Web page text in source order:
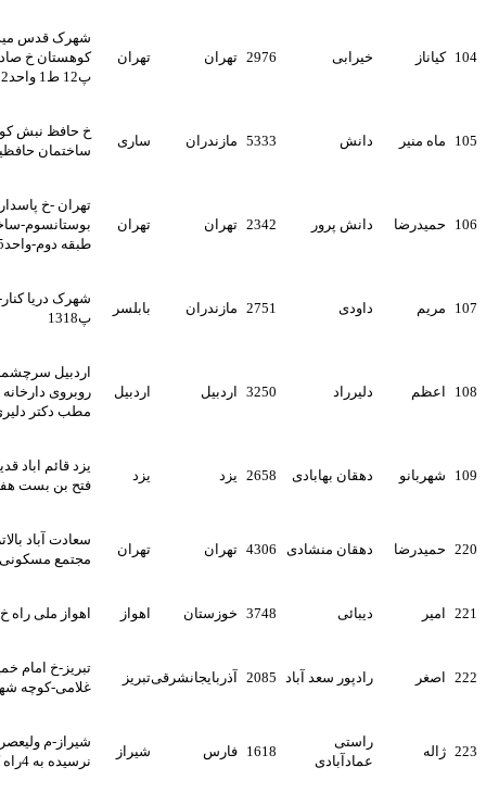
خیرابی 2976 تهران
شهرک قدس میدان بوستان خ
کوهستان خ صادق ک2غربی
دانش 5333 ساری
خ حافظ نبش کوچه بوستان
ساختمان حافظیه ط دوم شرقی
دانش پرور 2342 تهران تهران
تهران -خ پاسداران-نبش
بوستانسوم-ساختمان سیمرغ-
داودی 2751 بابلسر
شهرک دریا کنار-خ7-کوچه8-
دلیرراد 3250 اردبیل
اردبیل سرچشمه ک معصومین
روبروی دارخانه دکتر طیب زاده
مطب دکتر دلیری راد
دهقان بهابادی 2658 یزد یزد
یزد قائم اباد قدیم خ حجاب کوچه
فتح بن بست هفتم منزل برزگری
دهقان منشادی 4306 تهران تهران
سعادت آباد بالاتر از میدان بهروز
مجتمع مسکونی مروارید 3
دیبائی 3748 اهواز اهواز ملی راه خ مرجان پلاک 7
رادپور سعد آباد 2085 آذربایجانشرقی تبریز
تبریز-خ امام خمینی-خ شهید
غلامی-کوچه شهریار-پلاک3
عمادآبادی
1618 شیراز
شیراز-م ولیعصر-بلوار مدرس-
نرسیده به 4راه کاوه-پ216